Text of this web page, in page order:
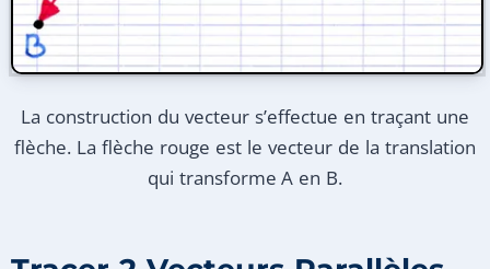
La construction du vecteur s’effectue en traçant une
flèche. La flèche rouge est le vecteur de la translation
qui transforme A en B.